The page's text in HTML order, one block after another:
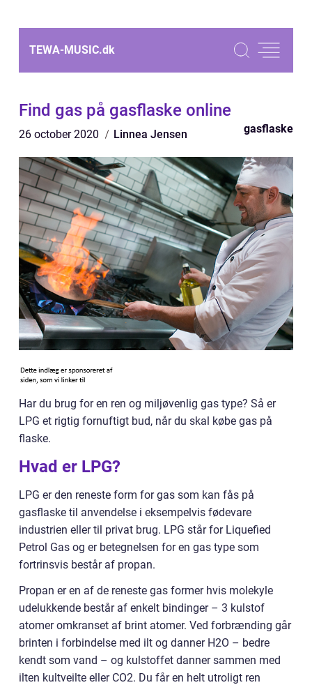
TEWA-MUSIC.dk
Find gas på gasflaske online
26 october 2020 Linnea Jensen gasflaske
Har du brug for en ren og miljøvenlig gas type? Så er
LPG et rigtig fornuftigt bud, når du skal købe gas på
flaske.
Hvad er LPG?
LPG er den reneste form for gas som kan fås på
gasflaske til anvendelse i eksempelvis fødevare
industrien eller til privat brug. LPG står for Liquefied
Petrol Gas og er betegnelsen for en gas type som
fortrinsvis består af propan.
Propan er en af de reneste gas former hvis molekyle
udelukkende består af enkelt bindinger – 3 kulstof
atomer omkranset af brint atomer. Ved forbrænding går
brinten i forbindelse med ilt og danner H2O – bedre
kendt som vand – og kulstoffet danner sammen med
ilten kultveilte eller CO2. Du får en helt utroligt ren